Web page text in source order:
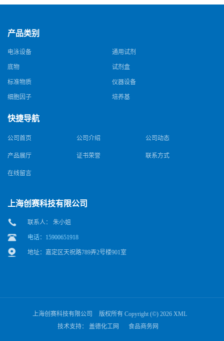
产品类别
电泳设备 通用试剂
底物 试剂盒
标准物质 仪器设备
细胞因子 培养基
快捷导航
公司首页 公司介绍 公司动态
产品展厅 证书荣誉 联系方式
在线留言
上海创赛科技有限公司
联系人： 朱小姐
电话：15900651918
地址：嘉定区天祝路789弄2号楼901室
上海创赛科技有限公司 版权所有 Copyright (©) 2026 XML
技术支持： 盖德化工网 食品商务网